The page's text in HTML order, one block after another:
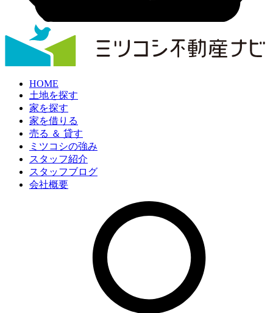
HOME
土地を探す
家を探す
家を借りる
売る ＆ 貸す
ミツコシの強み
スタッフ紹介
スタッフブログ
会社概要